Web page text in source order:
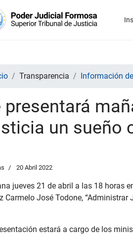
Transparencia Información
presentará
un sueño
20 Abril 2022
jueves 21 de abril a las 18 horas
Carmelo José Todone, “Administrar
estará a cargo de los